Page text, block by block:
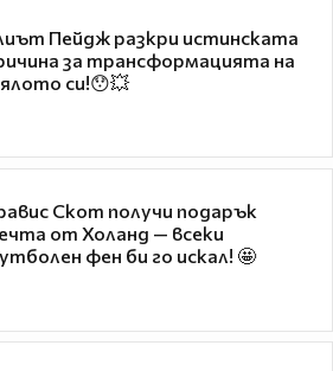
Пейдж разкри истинската
за трансформацията на
си!😯💥
Скот получи подарък
от Холанд — всеки
фен би го искал! 🤩